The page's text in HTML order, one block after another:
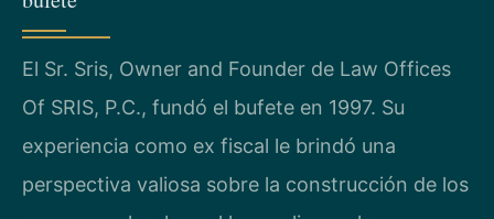
El Sr. Sris, Owner and Founder de Law Offices
Of SRIS, P.C., fundó el bufete en 1997. Su
experiencia como ex fiscal le brindó una
perspectiva valiosa sobre la construcción de los